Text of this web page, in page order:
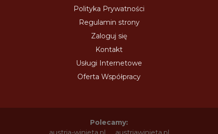
Polityka Prywatności
Regulamin strony
Zaloguj się
Kontakt
Usługi Internetowe
Oferta Współpracy
Polecamy: